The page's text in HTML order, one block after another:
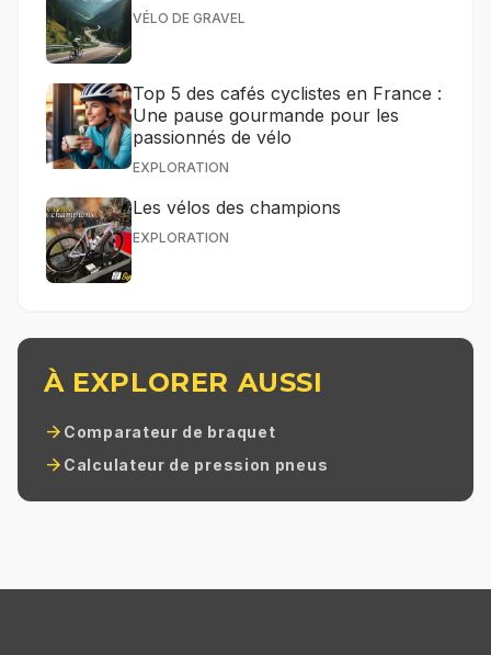
VÉLO DE GRAVEL
Top 5 des cafés cyclistes en France :
Une pause gourmande pour les
passionnés de vélo
EXPLORATION
Les vélos des champions
EXPLORATION
À EXPLORER AUSSI
arrow_forward Comparateur de braquet
arrow_forward Calculateur de pression pneus